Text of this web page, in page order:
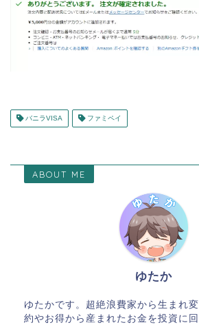
バニラVISA ファミペイ
ABOUT ME
ゆたか
ゆたかです。超絶浪費家から生まれ
約やお得から産まれたお金を投資に